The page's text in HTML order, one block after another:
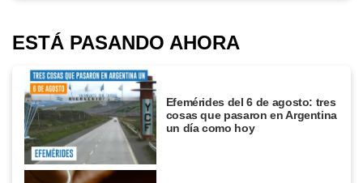
ESTÁ PASANDO AHORA
Efemérides del 6 de agosto: tres
cosas que pasaron en Argentina
un día como hoy